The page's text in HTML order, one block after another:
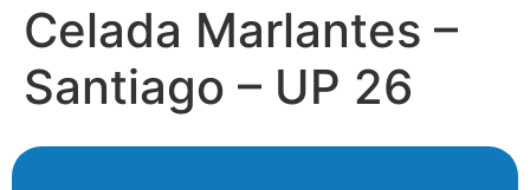
Celada Marlantes –
Santiago – UP 26